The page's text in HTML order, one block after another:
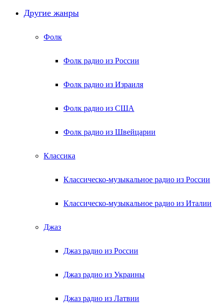
Другие жанры
Фолк
Фолк радио из России
Фолк радио из Израиля
Фолк радио из США
Фолк радио из Швейцарии
Классика
Классическо-музыкальное радио из России
Классическо-музыкальное радио из Италии
Джаз
Джаз радио из России
Джаз радио из Украины
Джаз радио из Латвии